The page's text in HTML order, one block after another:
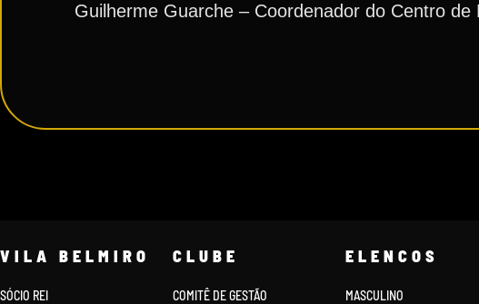
Guilherme Guarche – Coordenador do Centro
VILA BELMIRO
SÓCIO REI
CLUBE
COMITÊ DE GESTÃO
ELENCOS
MASCULINO